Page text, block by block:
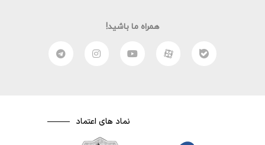
همراه ما باشید!
نماد های اعتماد